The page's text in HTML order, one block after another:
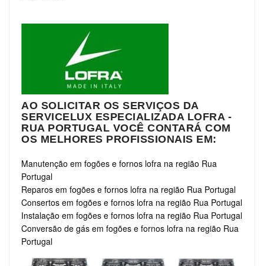
AO SOLICITAR OS SERVIÇOS DA
SERVICELUX ESPECIALIZADA LOFRA -
RUA PORTUGAL VOCÊ CONTARÁ COM
OS MELHORES PROFISSIONAIS EM:
Manutenção em fogões e fornos lofra na região Rua
Portugal
Reparos em fogões e fornos lofra na região Rua Portugal
Consertos em fogões e fornos lofra na região Rua Portugal
Instalação em fogões e fornos lofra na região Rua Portugal
Conversão de gás em fogões e fornos lofra na região Rua
Portugal